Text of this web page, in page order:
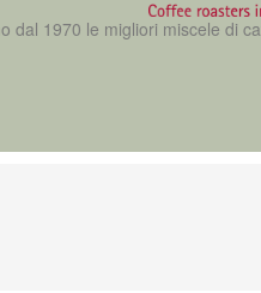
dal 1970 le migliori miscele di